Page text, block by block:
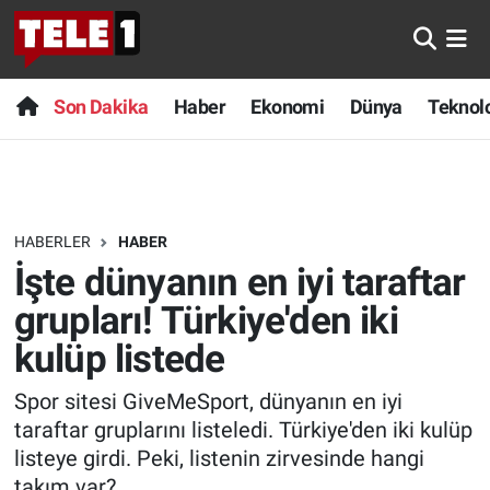
Son Dakika Haber Ekonomi Dünya
HABERLER HABER
İşte dünyanın en iyi taraftar
grupları! Türkiye'den iki
kulüp listede
Spor sitesi GiveMeSport, dünyanın en iyi
taraftar gruplarını listeledi. Türkiye'den iki kulüp
listeye girdi. Peki, listenin zirvesinde hangi
Anında Manşet
Başka Sohbetler
Bilim turu
Bilim ve Teknoloji Evreni
Doğa Konuşuyor
Dünya
Ege Saati
Son Dakika
Haber
Dünya
Teknoloji
Sağlık
Spor
Yayın Akışı
Nöbetçi Eczaneler
Hava Durumu
Trafik Durumu
Süper Lig Puan Durumu ve Fikstür
Tüm Manşetler
Son Dakika Haberleri
Haber Arşivi